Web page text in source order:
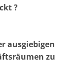
?
ausgiebigen
zu